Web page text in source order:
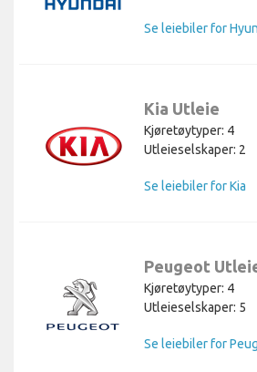
Se leiebiler for
Kia Utleie
Kjøretøytyper: 4
Utleieselskaper: 2
Se leiebiler for Kia
Peugeot
Kjøretøytyper: 4
Utleieselskaper: 5
Se leiebiler for